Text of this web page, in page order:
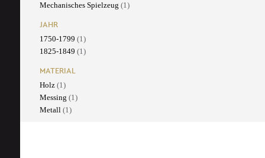
Mechanisches Spielzeug (1)
JAHR
1750-1799 (1)
1825-1849 (1)
MATERIAL
Holz (1)
Messing (1)
Metall (1)